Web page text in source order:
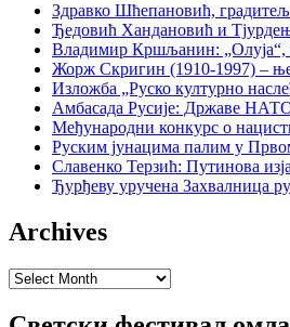
Здравко Шћепановић,
Ђедовић Хандановић и
Владимир Кршљанин: „Олуја“,
Жорж Скригин (1910-1997) –
Изложба „Руско културно
Амбасада Русије: Државе
Међународни конкурс о
Руским јунацима палим у
Славенко Терзић: Путинова
Ђурђеву уручена Захвалница
Archives
Archives